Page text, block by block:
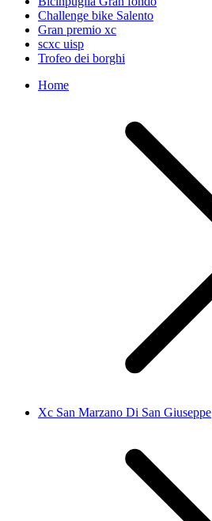
Challenge bike Salento
Gran premio xc
scxc uisp
Trofeo dei borghi
Home
Xc San Marzano Di San Giuseppe